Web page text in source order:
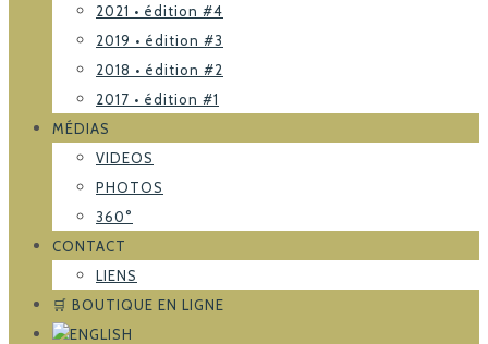
2021 • édition #4
2019 • édition #3
2018 • édition #2
2017 • édition #1
MÉDIAS
VIDEOS
PHOTOS
360°
CONTACT
LIENS
🛒 BOUTIQUE EN LIGNE